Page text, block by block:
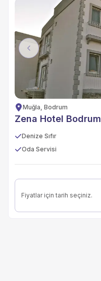
Previous
Muğla, Bodrum
Zena Hotel Bodrum
Denize Sıfır
Oda Servisi
Fiyatlar için tarih seçiniz.